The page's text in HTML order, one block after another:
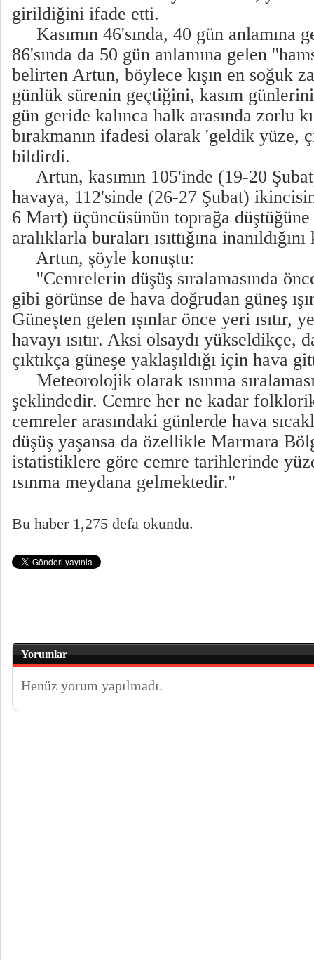
girildiğini ifade etti.
Kasımın 46'sında, 40 gün anlamına
86'sında da 50 gün anlamına gelen
belirten Artun, böylece kışın en soğuk
günlük sürenin geçtiğini, kasım
gün geride kalınca halk arasında zorlu
bırakmanın ifadesi olarak 'geldik yüze,
bildirdi.
Artun, kasımın 105'inde (19-20
havaya, 112'sinde (26-27 Şubat)
6 Mart) üçüncüsünün toprağa
aralıklarla buraları ısıttığına
Artun, şöyle konuştu:
''Cemrelerin düşüş sıralamasında
gibi görünse de hava doğrudan güneş
Güneşten gelen ışınlar önce yeri ısıtır,
havayı ısıtır. Aksi olsaydı yükseldikçe,
çıktıkça güneşe yaklaşıldığı için hava
Meteorolojik olarak ısınma
şeklindedir. Cemre her ne kadar
cemreler arasındaki günlerde hava
düşüş yaşansa da özellikle Marmara
istatistiklere göre cemre tarihlerinde
ısınma meydana gelmektedir.''
Bu haber 1,275 defa okundu.
Yorumlar
Henüz yorum yapılmadı.